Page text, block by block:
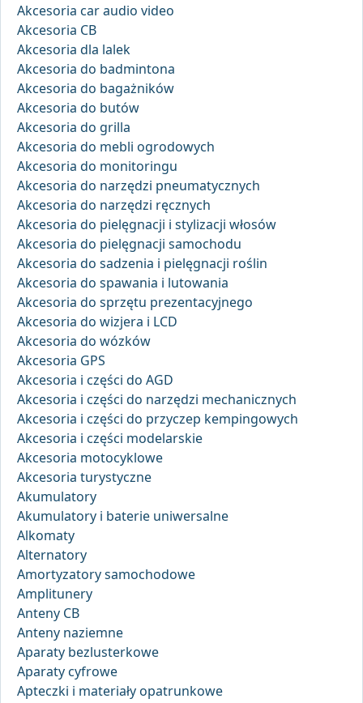
Akcesoria car audio video
Akcesoria CB
Akcesoria dla lalek
Akcesoria do badmintona
Akcesoria do bagażników
Akcesoria do butów
Akcesoria do grilla
Akcesoria do mebli ogrodowych
Akcesoria do monitoringu
Akcesoria do narzędzi pneumatycznych
Akcesoria do narzędzi ręcznych
Akcesoria do pielęgnacji i stylizacji włosów
Akcesoria do pielęgnacji samochodu
Akcesoria do sadzenia i pielęgnacji roślin
Akcesoria do spawania i lutowania
Akcesoria do sprzętu prezentacyjnego
Akcesoria do wizjera i LCD
Akcesoria do wózków
Akcesoria GPS
Akcesoria i części do AGD
Akcesoria i części do narzędzi mechanicznych
Akcesoria i części do przyczep kempingowych
Akcesoria i części modelarskie
Akcesoria motocyklowe
Akcesoria turystyczne
Akumulatory
Akumulatory i baterie uniwersalne
Alkomaty
Alternatory
Amortyzatory samochodowe
Amplitunery
Anteny CB
Anteny naziemne
Aparaty bezlusterkowe
Aparaty cyfrowe
Apteczki i materiały opatrunkowe